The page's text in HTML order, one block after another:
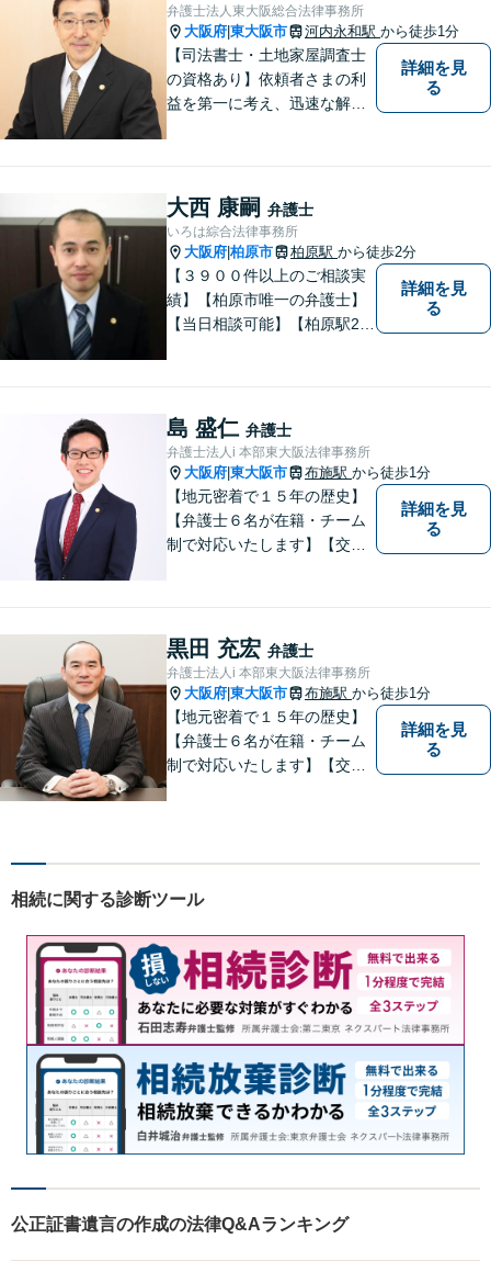
弁護士法人東大阪総合法律事務所
大阪府 東大阪市 河内永和駅 から徒歩1分
【司法書士・土地家屋調査士
の資格あり】依頼者さまの利
益を第一に考え、迅速な解決
ムーズな明け渡し請求で依頼
者さまの被害を最小限に抑え
る」
詳細を見
る
大西 康嗣 弁護士
いろは綜合法律事務所
大阪府 柏原市 柏原駅 から徒歩2分
【３９００件以上のご相談実
績】【柏原市唯一の弁護士】
【当日相談可能】【柏原駅2
詳細を見
る
島 盛仁 弁護士
弁護士法人i 本部東大阪法律事務所
大阪府 東大阪市 布施駅 から徒歩1分
【地元密着で１５年の歴史】
【弁護士６名が在籍・チーム
制で対応いたします】【交通
駅前店５階】お悩みは【弁護
士法人ｉ 東大阪法律事務所】
におまかせください！
詳細を見
る
黒田 充宏 弁護士
弁護士法人i 本部東大阪法律事務所
大阪府 東大阪市 布施駅 から徒歩1分
【地元密着で１５年の歴史】
【弁護士６名が在籍・チーム
制で対応いたします】【交通
駅前店５階】 お悩みは【弁護
所 】におまかせください！
詳細を見
る
相続に関する診断ツール
公正証書遺言の作成の法律Q&Aランキング